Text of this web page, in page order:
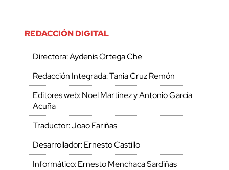
REDACCIÓN DIGITAL
Directora: Aydenis Ortega Che
Redacción Integrada: Tania Cruz Remón
Editores web: Noel Martínez y Antonio García
Acuña
Traductor: Joao Fariñas
Desarrollador: Ernesto Castillo
Informático: Ernesto Menchaca Sardiñas